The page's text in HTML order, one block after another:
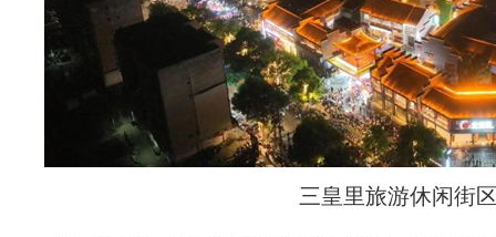
三皇里旅游休闲街